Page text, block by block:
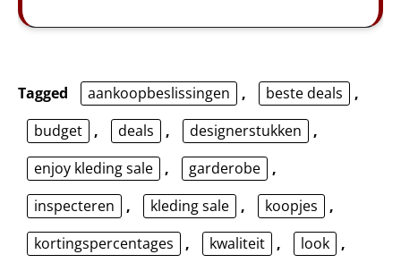
Tagged aankoopbeslissingen , beste deals
,
budget
, deals , designerstukken
,
enjoy kleding sale
, garderobe
,
inspecteren
, kleding sale , koopjes
,
kortingspercentages
, kwaliteit , look
,